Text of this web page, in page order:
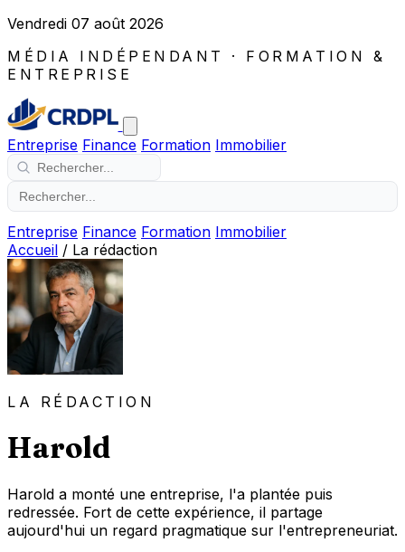
Vendredi 07 août 2026
MÉDIA INDÉPENDANT · FORMATION &
ENTREPRISE
Entreprise Finance Formation Immobilier
Entreprise Finance Formation Immobilier
Accueil / La rédaction
LA RÉDACTION
Harold
Harold a monté une entreprise, l'a plantée puis
redressée. Fort de cette expérience, il partage
aujourd'hui un regard pragmatique sur l'entrepreneuriat.